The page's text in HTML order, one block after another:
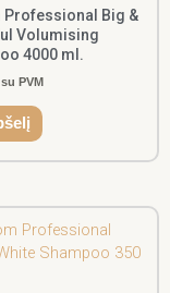
Professional Big &
Volumising
4000 ml.
su PVM